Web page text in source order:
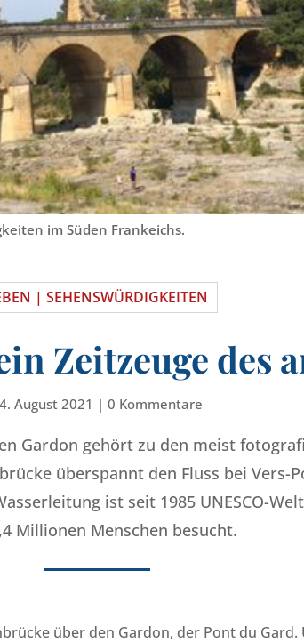
im Süden Frankeichs.
| SEHENSWÜRDIGKEITEN
Zeitzeuge des
August 2021 | 0 Kommentare
Gardon gehört zu den meist
überspannt den Fluss bei Vers-
ist seit 1985 UNESCO-
Millionen Menschen besucht.
über den Gardon, der Pont du